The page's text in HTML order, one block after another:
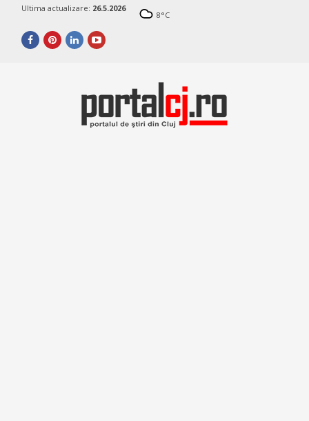
Ultima actualizare: 26.5.2026
8°C